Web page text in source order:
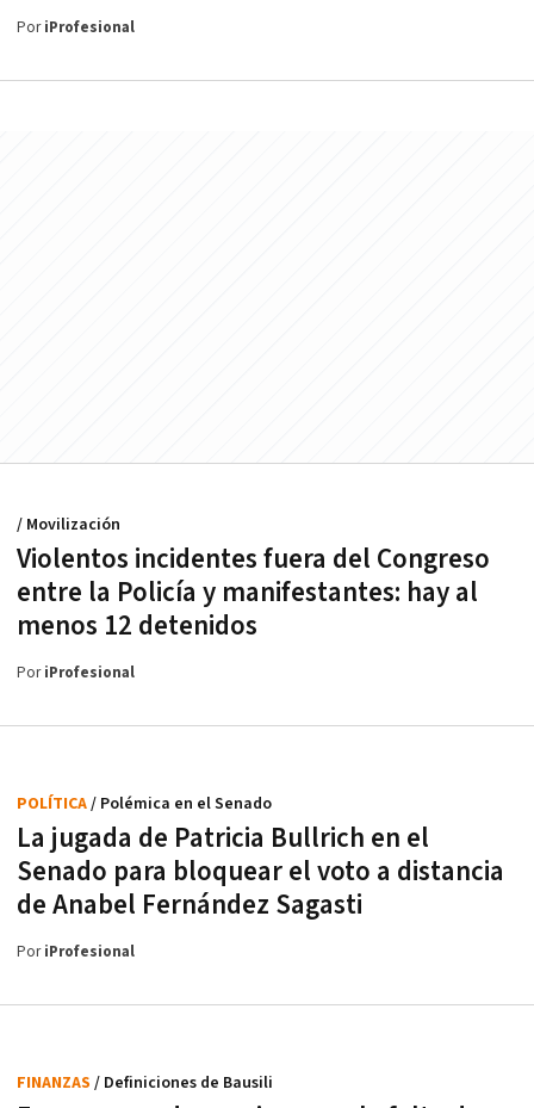
PoriProfesional
Violentos incidentes fuera del Congreso
entre la Policía y manifestantes: hay al
menos 12 detenidos
/ Movilización
PoriProfesional
La jugada de Patricia Bullrich en el
Senado para bloquear el voto a distancia
de Anabel Fernández Sagasti
POLÍTICA/ Polémica en el Senado
PoriProfesional
FINANZAS / Definiciones de Bausili